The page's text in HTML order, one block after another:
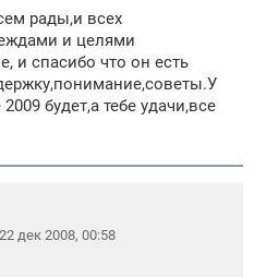
рады,и всех
и целями
и спасибо что он есть
будет,а тебе удачи,все
22 дек 2008, 00:58